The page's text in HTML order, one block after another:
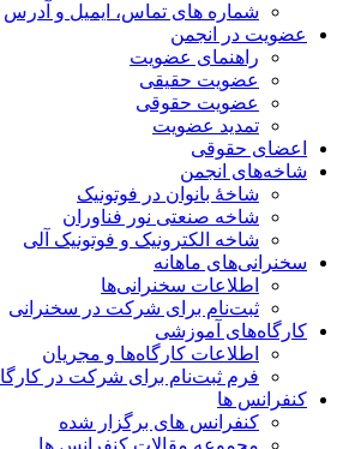
شماره های تماس، ایمیل و آدرس
عضویت در انجمن
راهنمای عضویت
عضویت حقیقی
عضویت حقوقی
تمدید عضویت
اعضای حقوقی
شاخه‌های انجمن
شاخۀ بانوان در فوتونیک
شاخه صنعتی نور فناوران
شاخه‌ الکترونیک و فوتونیک آلی
سخنرانی‌های ماهانه
اطلاعات سخنرانی‌‌ها
ثبت‌نام برای شرکت در سخنرانی
کارگاه‌های آموزشی
اطلاعات کارگاه‌ها و مجریان
فرم ثبت‌نام برای شرکت در کارگاه
کنفرانس ها
کنفرانس های برگزار شده
مجموعه مقالات کنفرانس ها